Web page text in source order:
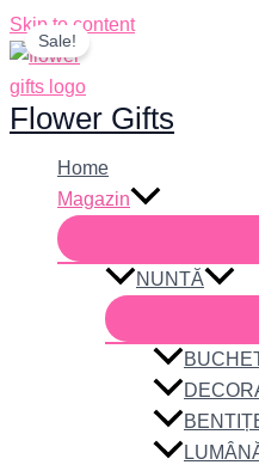
Skip to content
Flower Gifts
Home
Magazin
NUNTĂ
Sale!